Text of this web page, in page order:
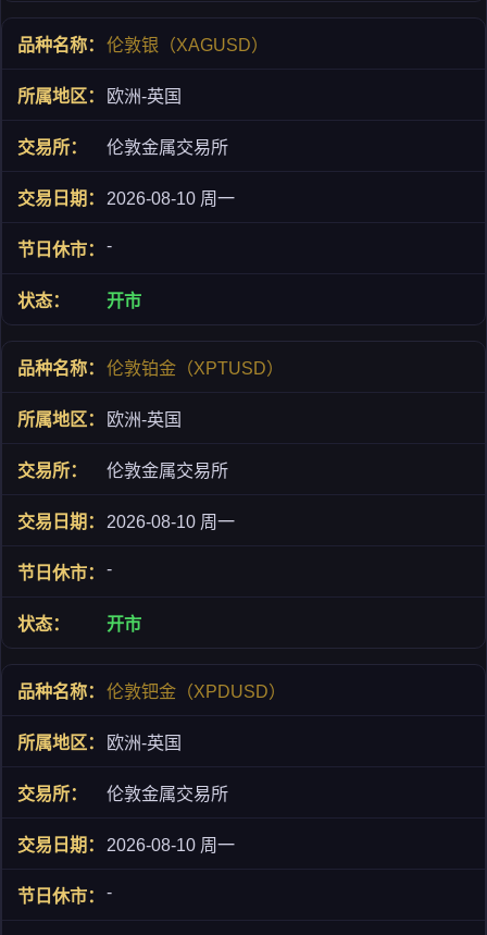
伦敦银（XAGUSD）
欧洲-英国
伦敦金属交易所
2026-08-10 周一
-
开市
伦敦铂金（XPTUSD）
欧洲-英国
伦敦金属交易所
2026-08-10 周一
-
开市
伦敦钯金（XPDUSD）
欧洲-英国
伦敦金属交易所
2026-08-10 周一
-